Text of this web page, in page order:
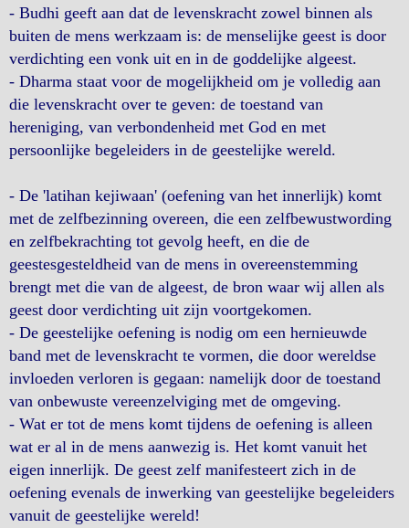
- Budhi geeft aan dat de levenskracht zowel binnen als
buiten de mens werkzaam is: de menselijke geest is door
verdichting een vonk uit en in de goddelijke algeest.
- Dharma staat voor de mogelijkheid om je volledig aan
die levenskracht over te geven: de toestand van
hereniging, van verbondenheid met God en met
persoonlijke begeleiders in de geestelijke wereld.
- De 'latihan kejiwaan' (oefening van het innerlijk) komt
met de zelfbezinning overeen, die een zelfbewustwording
en zelfbekrachting tot gevolg heeft, en die de
geestesgesteldheid van de mens in overeenstemming
brengt met die van de algeest, de bron waar wij allen als
geest door verdichting uit zijn voortgekomen.
- De geestelijke oefening is nodig om een hernieuwde
band met de levenskracht te vormen, die door wereldse
invloeden verloren is gegaan: namelijk door de toestand
van onbewuste vereenzelviging met de omgeving.
- Wat er tot de mens komt tijdens de oefening is alleen
wat er al in de mens aanwezig is. Het komt vanuit het
eigen innerlijk. De geest zelf manifesteert zich in de
oefening evenals de inwerking van geestelijke begeleiders
vanuit de geestelijke wereld!